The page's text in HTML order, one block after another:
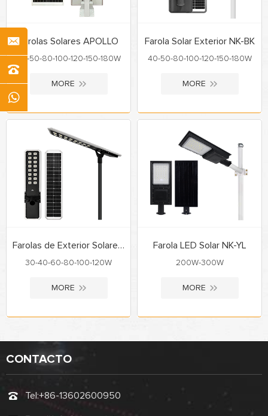
Farolas Solares APOLLO
40-50-80-100-120-150-180W
MORE
Farola Solar Exterior NK-BK
40-50-80-100-120-150-180W
MORE
Farolas de Exterior Solares NK-VN
30-40-60-80-100-120W
MORE
Farola LED Solar NK-YL
200W-300W
MORE
CONTACTO
Tel:+86-13602600950